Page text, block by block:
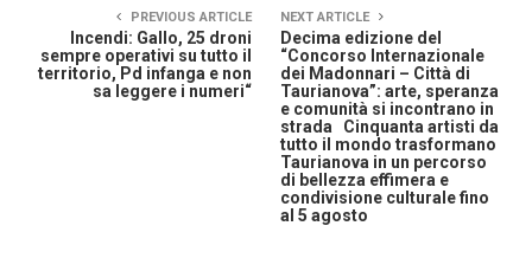
PREVIOUS ARTICLE
Incendi: Gallo, 25 droni
sempre operativi su tutto il
territorio, Pd infanga e non
sa leggere i numeri“
NEXT ARTICLE
Decima edizione del
“Concorso Internazionale
dei Madonnari – Città di
Taurianova”: arte, speranza
e comunità si incontrano in
strada Cinquanta artisti da
tutto il mondo trasformano
Taurianova in un percorso
di bellezza effimera e
condivisione culturale fino
al 5 agosto